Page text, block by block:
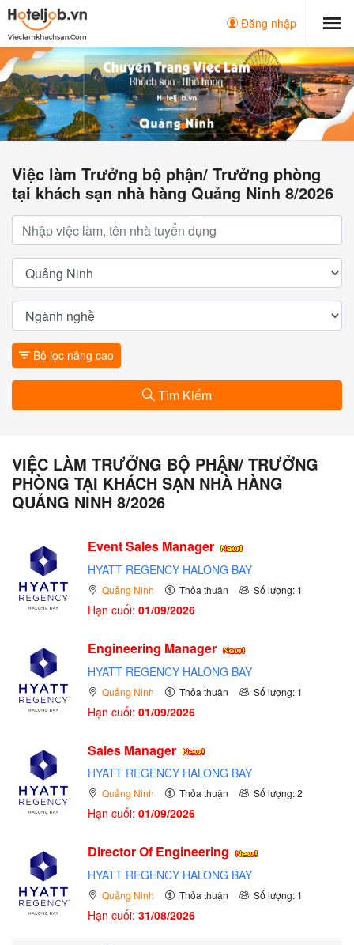
Đăng nhập
Việc làm Trưởng bộ phận/ Trưởng phòng
tại khách sạn nhà hàng Quảng Ninh 8/2026
Bộ lọc nâng cao
Tìm Kiếm
VIỆC LÀM TRƯỞNG BỘ PHẬN/ TRƯỞNG
PHÒNG TẠI KHÁCH SẠN NHÀ HÀNG
QUẢNG NINH 8/2026
Event Sales Manager
HYATT REGENCY HALONG BAY
Quảng Ninh Thỏa thuận Số lượng: 1
Hạn cuối: 01/09/2026
Engineering Manager
HYATT REGENCY HALONG BAY
Quảng Ninh Thỏa thuận Số lượng: 1
Hạn cuối: 01/09/2026
Sales Manager
HYATT REGENCY HALONG BAY
Quảng Ninh Thỏa thuận Số lượng: 2
Hạn cuối: 01/09/2026
Director Of Engineering
HYATT REGENCY HALONG BAY
Quảng Ninh Thỏa thuận Số lượng: 1
Hạn cuối: 31/08/2026